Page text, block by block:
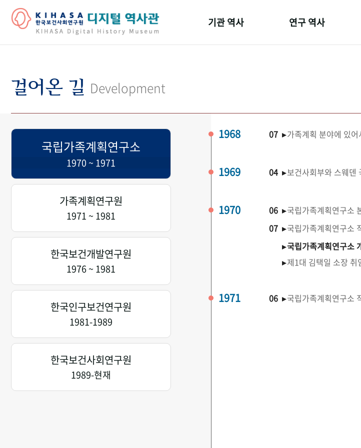
기관 역사 연구 역사
걸어온 길 Development
국립가족계획연구소
1970 ~ 1971
가족계획연구원
1971 ~ 1981
한국보건개발연구원
1976 ~ 1981
한국인구보건연구원
1981-1989
한국보건사회연구원
1989-현재
1968 07 ▸가족계획 분야에 있
1969 04 ▸보건사회부와 스웨덴
1970 06 ▸국립가족계획연구소
07 ▸국립가족계획연구소
▸국립가족계획연구소
▸제1대 김택일 소장
1971 06 ▸국립가족계획연구소